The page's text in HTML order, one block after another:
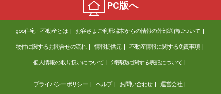
PC版へ
goo住宅・不動産とは お客さまご利用端末からの情報の外部送信について
物件に関するお問合せの流れ 情報提供元 不動産情報に関する免責事項
個人情報の取り扱いについて 消費税に関する表記について
プライバシーポリシー ヘルプ お問い合わせ 運営会社